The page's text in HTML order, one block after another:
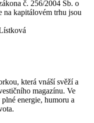
č. 256/2004 Sb. o
na kapitálovém trhu jsou
která vnáší svěží a
magazínu. Ve
energie, humoru a